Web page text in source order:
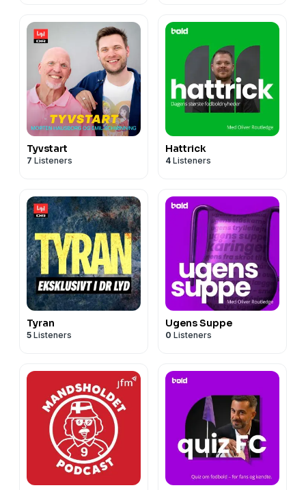
Tyvstart
7 Listeners
Hattrick
4 Listeners
Tyran
5 Listeners
Ugens Suppe
0 Listeners